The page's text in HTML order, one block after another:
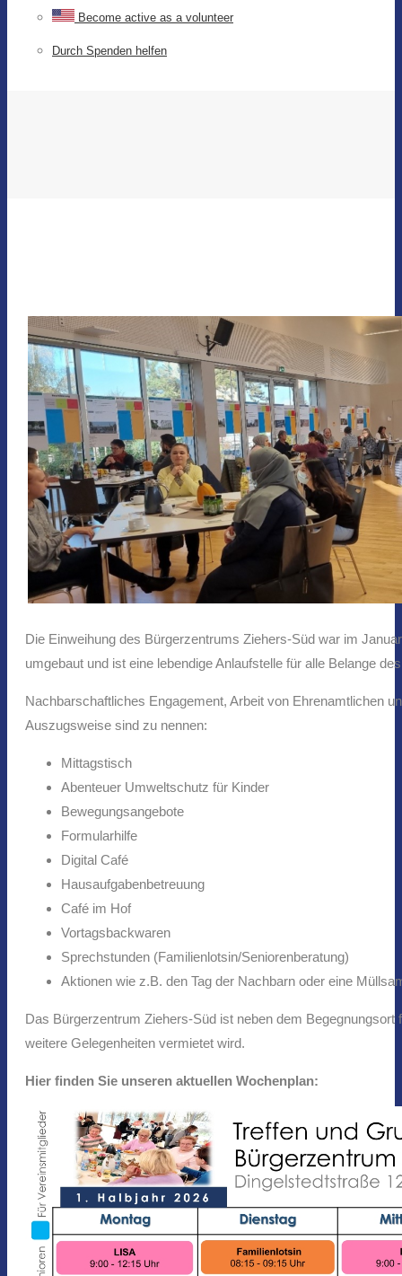
Become active as a volunteer
Durch Spenden helfen
Die Einweihung des Bürgerzentrums Ziehers-Süd war im
umgebaut und ist eine lebendige Anlaufstelle für alle Belange
Nachbarschaftliches Engagement, Arbeit von Ehrenamtlichen
Auszugsweise sind zu nennen:
Mittagstisch
Abenteuer Umweltschutz für Kinder
Bewegungsangebote
Formularhilfe
Digital Café
Hausaufgabenbetreuung
Café im Hof
Vortagsbackwaren
Sprechstunden (Familienlotsin/Seniorenberatung)
Aktionen wie z.B. den Tag der Nachbarn oder eine
Das Bürgerzentrum Ziehers-Süd ist neben dem
weitere Gelegenheiten vermietet wird.
Hier finden Sie unseren aktuellen Wochenplan: